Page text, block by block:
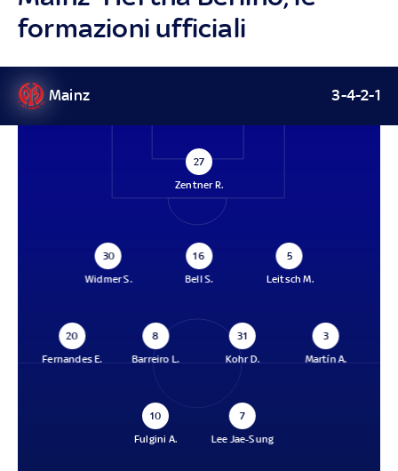
formazioni ufficiali
Mainz 3-4-2-1
27
Zentner R.
30
Widmer S.
16
Bell S.
5
Leitsch M.
20
Fernandes E.
8
Barreiro L.
31
Kohr D.
3
Martín A.
7
Lee Jae-Sung
10
Fulgini A.